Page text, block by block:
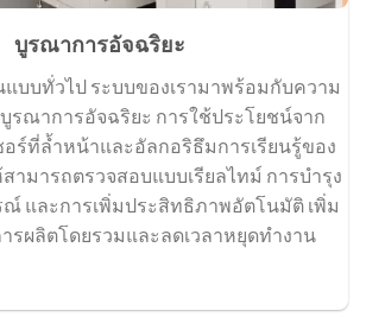
บูรณาการอัจฉริยะ
บบทั่วไป ระบบของเรามาพร้อมกับความ
รณาการอัจฉริยะ การใช้ประโยชน์จาก
อร์ที่ล้ำหน้าและอัลกอริธึมการเรียนรู้ของ
สามารถตรวจสอบแบบเรียลไทม์ การบำรุง
ณ์ และการเพิ่มประสิทธิภาพอัตโนมัติ เพิ่ม
รผลิตโดยรวมและลดเวลาหยุดทำงาน